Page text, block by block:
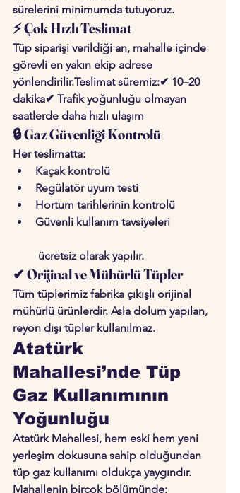
sürelerini minimumda tutuyoruz.
⚡ Çok Hızlı Teslimat
Tüp siparişi verildiği an, mahalle içinde
görevli en yakın ekip adrese
yönlendirilir.Teslimat süremiz:✔ 10–20
dakika✔ Trafik yoğunluğu olmayan
saatlerde daha hızlı ulaşım
🔒 Gaz Güvenliği Kontrolü
Her teslimatta:
Kaçak kontrolü
Regülatör uyum testi
Hortum tarihlerinin kontrolü
Güvenli kullanım tavsiyeleri
ücretsiz olarak yapılır.
✔ Orijinal ve Mühürlü Tüpler
Tüm tüplerimiz fabrika çıkışlı orijinal
mühürlü ürünlerdir. Asla dolum yapılan,
reyon dışı tüpler kullanılmaz.
Atatürk
Mahallesi’nde Tüp
Gaz Kullanımının
Yoğunluğu
Atatürk Mahallesi, hem eski hem yeni
yerleşim dokusuna sahip olduğundan
tüp gaz kullanımı oldukça yaygındır.
Mahallenin birçok bölümünde;